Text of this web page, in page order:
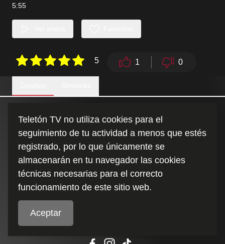
5:55
5 1 0
Un matrimonio ecuatoriano deja todo en su país para poder
rehabilitar a su hijo en Teletón.
Duración
5:55
Teletón TV no utiliza cookies para el
seguimiento de tu actividad a menos que estés
registrado, por lo que únicamente se
almacenarán en tu navegador las cookies
técnicas necesarias para el correcto
funcionamiento de este sitio web.
Aceptar